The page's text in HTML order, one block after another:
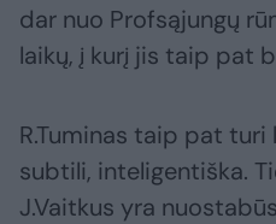
dar nuo Profsąjungų
laikų, į kurį jis taip pat
R.Tuminas taip pat turi
subtili, inteligentiška.
J.Vaitkus yra